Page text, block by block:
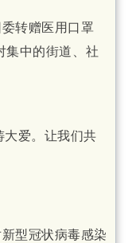
转赠医用口罩
集中的街道、社
大爱。让我们共
型冠状病毒感染